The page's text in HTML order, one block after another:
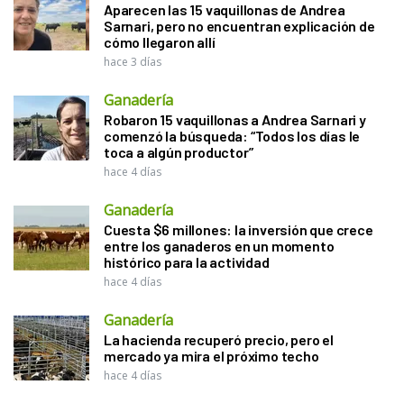
Aparecen las 15 vaquillonas de Andrea
Sarnari, pero no encuentran explicación de
cómo llegaron allí
hace 3 días
Ganadería
Robaron 15 vaquillonas a Andrea Sarnari y
comenzó la búsqueda: “Todos los días le
toca a algún productor”
hace 4 días
Ganadería
Cuesta $6 millones: la inversión que crece
entre los ganaderos en un momento
histórico para la actividad
hace 4 días
Ganadería
La hacienda recuperó precio, pero el
mercado ya mira el próximo techo
hace 4 días